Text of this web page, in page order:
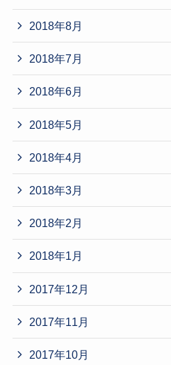
2018年8月
2018年7月
2018年6月
2018年5月
2018年4月
2018年3月
2018年2月
2018年1月
2017年12月
2017年11月
2017年10月